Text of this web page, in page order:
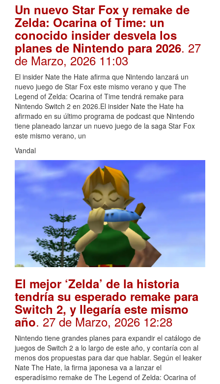
Un nuevo Star Fox y remake de
Zelda: Ocarina of Time: un
conocido insider desvela los
planes de Nintendo para 2026. 27
de Marzo, 2026 11:03
El insider Nate the Hate afirma que Nintendo lanzará un
nuevo juego de Star Fox este mismo verano y que The
Legend of Zelda: Ocarina of Time tendrá remake para
Nintendo Switch 2 en 2026.El insider Nate the Hate ha
afirmado en su último programa de podcast que Nintendo
tiene planeado lanzar un nuevo juego de la saga Star Fox
este mismo verano, un
Vandal
El mejor ‘Zelda’ de la historia
tendría su esperado remake para
Switch 2, y llegaría este mismo
año. 27 de Marzo, 2026 12:28
Nintendo tiene grandes planes para expandir el catálogo de
juegos de Switch 2 a lo largo de este año, y contaría con al
menos dos propuestas para dar que hablar. Según el leaker
Nate The Hate, la firma japonesa va a lanzar el
esperadísimo remake de The Legend of Zelda: Ocarina of